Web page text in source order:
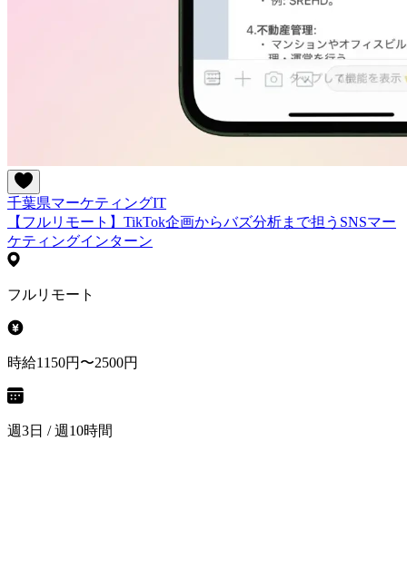
千葉県マーケティングIT
【フルリモート】TikTok企画からバズ分析まで担うSNSマー
ケティングインターン
フルリモート
時給1150円〜2500円
週3日 / 週10時間